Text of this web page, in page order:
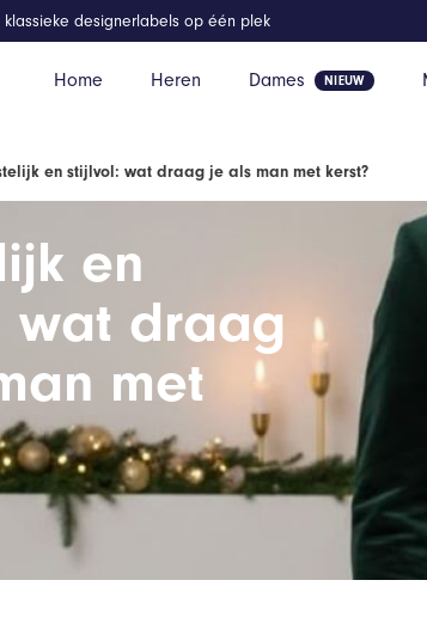
Home Heren Dames
klassieke designerlabels op één plek
en stijlvol: wat draag je als man met kerst?
en
wat draag
met